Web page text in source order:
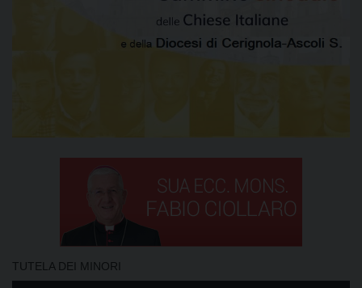
TUTELA DEI MINORI